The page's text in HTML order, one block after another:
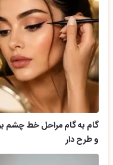
گام به گام مراحل خط
و طرح دار